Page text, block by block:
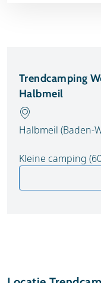
Populaire
Reisinformatie
Trendcamping
Halbmeil
Halbmeil (Baden-
Kleine camping